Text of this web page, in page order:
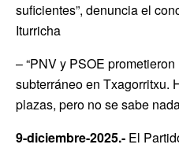
suficientes”, denuncia el
Iturricha
– “PNV y PSOE
subterráneo en Txagorritxu.
plazas, pero no se sabe
9-diciembre-2025.- El